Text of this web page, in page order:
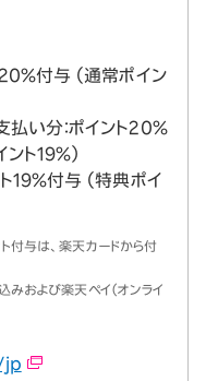
％付与 （通常ポイン
い分：ポイント20％
ト19%）
19%付与 （特典ポイ
付与は、楽天カードから付
および楽天ペイ（オンライ
jp